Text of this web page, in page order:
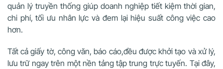
quản lý truyền thống giúp doanh nghiệp tiết kiệm thời gian,
chi phí, tối ưu nhân lực và đem lại hiệu suất công việc cao
hơn.
Tất cả giấy tờ, công văn, báo cáo,đều được khởi tạo và xử lý,
lưu trữ ngay trên một nền tảng tập trung trực tuyến. Tại đây,